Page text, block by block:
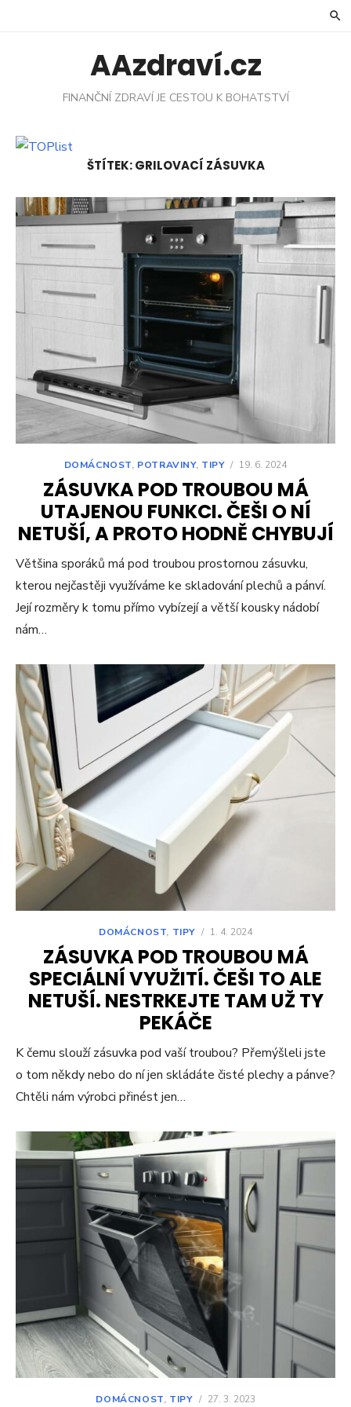
AAzdraví.cz
FINANČNÍ ZDRAVÍ JE CESTOU K BOHATSTVÍ
ŠTÍTEK:GRILOVACÍ ZÁSUVKA
DOMÁCNOST, POTRAVINY, TIPY / 19. 6. 2024
ZÁSUVKA POD TROUBOU MÁ
UTAJENOU FUNKCI. ČEŠI O NÍ
NETUŠÍ, A PROTO HODNĚ CHYBUJÍ
Většina sporáků má pod troubou prostornou zásuvku,
kterou nejčastěji využíváme ke skladování plechů a pánví.
Její rozměry k tomu přímo vybízejí a větší kousky nádobí
nám…
DOMÁCNOST, TIPY / 1. 4. 2024
ZÁSUVKA POD TROUBOU MÁ
SPECIÁLNÍ VYUŽITÍ. ČEŠI TO ALE
NETUŠÍ. NESTRKEJTE TAM UŽ TY
PEKÁČE
K čemu slouží zásuvka pod vaší troubou? Přemýšleli jste
o tom někdy nebo do ní jen skládáte čisté plechy a pánve?
Chtěli nám výrobci přinést jen…
DOMÁCNOST, TIPY / 27. 3. 2023